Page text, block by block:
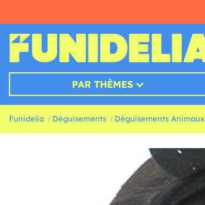
PAR THÈMES
Funidelia Déguisements Déguisements Animaux